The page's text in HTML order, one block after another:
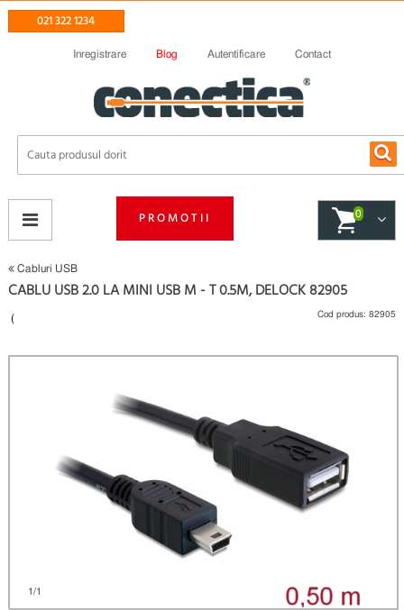
021 322 1234
Inregistrare Blog Autentificare Contact
PROMOTII 0
Cabluri USB
1/1
CABLU USB 2.0 LA MINI USB M - T 0.5M, DELOCK 82905
(
Cod produs: 82905